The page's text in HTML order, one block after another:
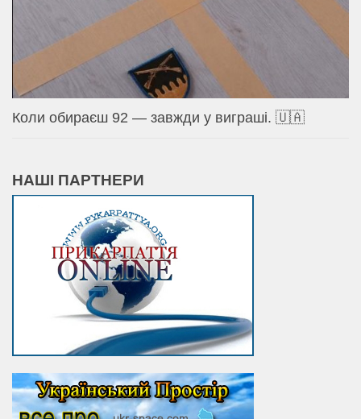
Коли обираєш 92 — завжди у виграші. 🇺🇦
НАШІ ПАРТНЕРИ